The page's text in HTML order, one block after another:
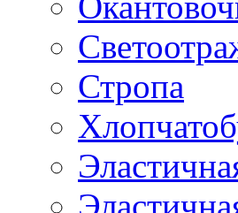
Стропа